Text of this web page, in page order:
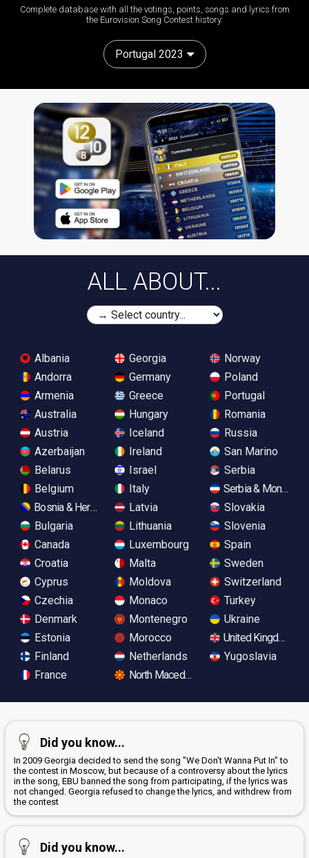
Complete database with all the votings, points, songs and lyrics from
the Eurovision Song Contest history:
Portugal 2023
ALL ABOUT...
Albania
Andorra
Armenia
Australia
Austria
Azerbaijan
Belarus
Belgium
Bosnia & Herzegovina
Bulgaria
Canada
Croatia
Cyprus
Czechia
Denmark
Estonia
Finland
France
Georgia
Germany
Greece
Hungary
Iceland
Ireland
Israel
Italy
Latvia
Lithuania
Luxembourg
Malta
Moldova
Monaco
Montenegro
Morocco
Netherlands
North Macedonia
Norway
Poland
Portugal
Romania
Russia
San Marino
Serbia
Serbia &
Slovakia
Slovenia
Spain
Sweden
Switzerland
Turkey
Ukraine
United Kingdom
Yugoslavia
Did you know...
In 2009 Georgia decided to send the song "We Don't Wanna Put In" to
the contest in Moscow, but because of a controversy about the lyrics
in the song, EBU banned the song from participating, if the lyrics was
not changed. Georgia refused to change the lyrics, and withdrew from
the contest
Did you know...